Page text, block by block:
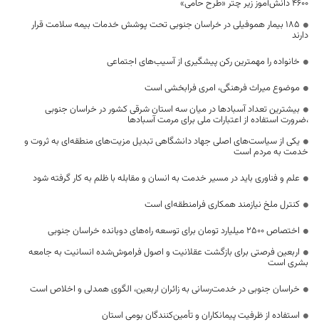
۴۶۰۰ دانش‌آموز زیر چتر «طرح حامی»
۱۸۵ بیمار هموفیلی در خراسان جنوبی تحت پوشش خدمات بیمه سلامت قرار
دارند
خانواده را مهمترین رکن پیشگیری از آسیب‌های اجتماعی
موضوع میراث فرهنگی، امری فرابخشی است
بیشترین تعداد آسبادها در میان سه استان شرقی کشور در خراسان جنوبی
،ضرورت استفاده از اعتبارات ملی برای مرمت آسبادها
یکی از سیاست‌های اصلی جهاد دانشگاهی تبدیل مزیت‌های منطقه‌ای به ثروت و
خدمت به مردم است
علم و فناوری باید در مسیر خدمت به انسان و مقابله با ظلم به کار گرفته شود
کنترل ملخ نیازمند همکاری فرامنطقه‌ای است
اختصاص 2500 میلیارد تومان برای توسعه راه‌های دوبانده خراسان جنوبی
اربعین فرصتی برای بازگشت عقلانیت و اصول فراموش‌شده انسانیت به جامعه
بشری است
خراسان جنوبی در خدمت‌رسانی به زائران اربعین، الگوی همدلی و اخلاص است
استفاده از ظرفیت پیمانکاران و تأمین‌کنندگان بومی استان